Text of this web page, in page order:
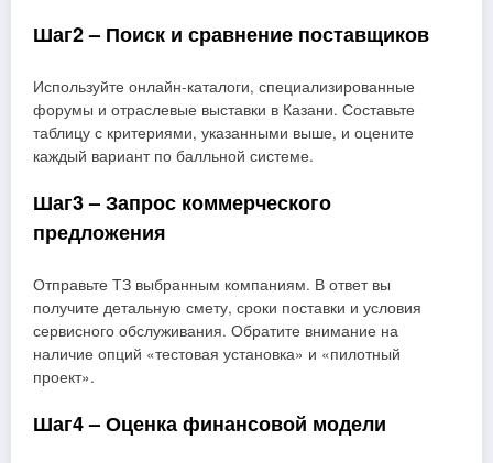
Шаг2 – Поиск и сравнение поставщиков
Используйте онлайн‑каталоги, специализированные
форумы и отраслевые выставки в Казани. Составьте
таблицу с критериями, указанными выше, и оцените
каждый вариант по балльной системе.
Шаг3 – Запрос коммерческого
предложения
Отправьте ТЗ выбранным компаниям. В ответ вы
получите детальную смету, сроки поставки и условия
сервисного обслуживания. Обратите внимание на
наличие опций «тестовая установка» и «пилотный
проект».
Шаг4 – Оценка финансовой модели